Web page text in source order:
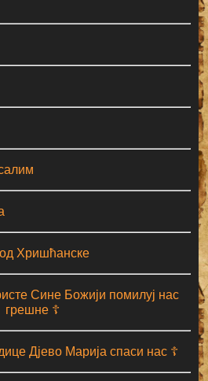
Хришћанске
Сине Божији помилуј нас
грешне ☦
Дјево Марија спаси нас ☦